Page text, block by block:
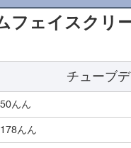
フェイスクリ
チューブ
50んん
178んん